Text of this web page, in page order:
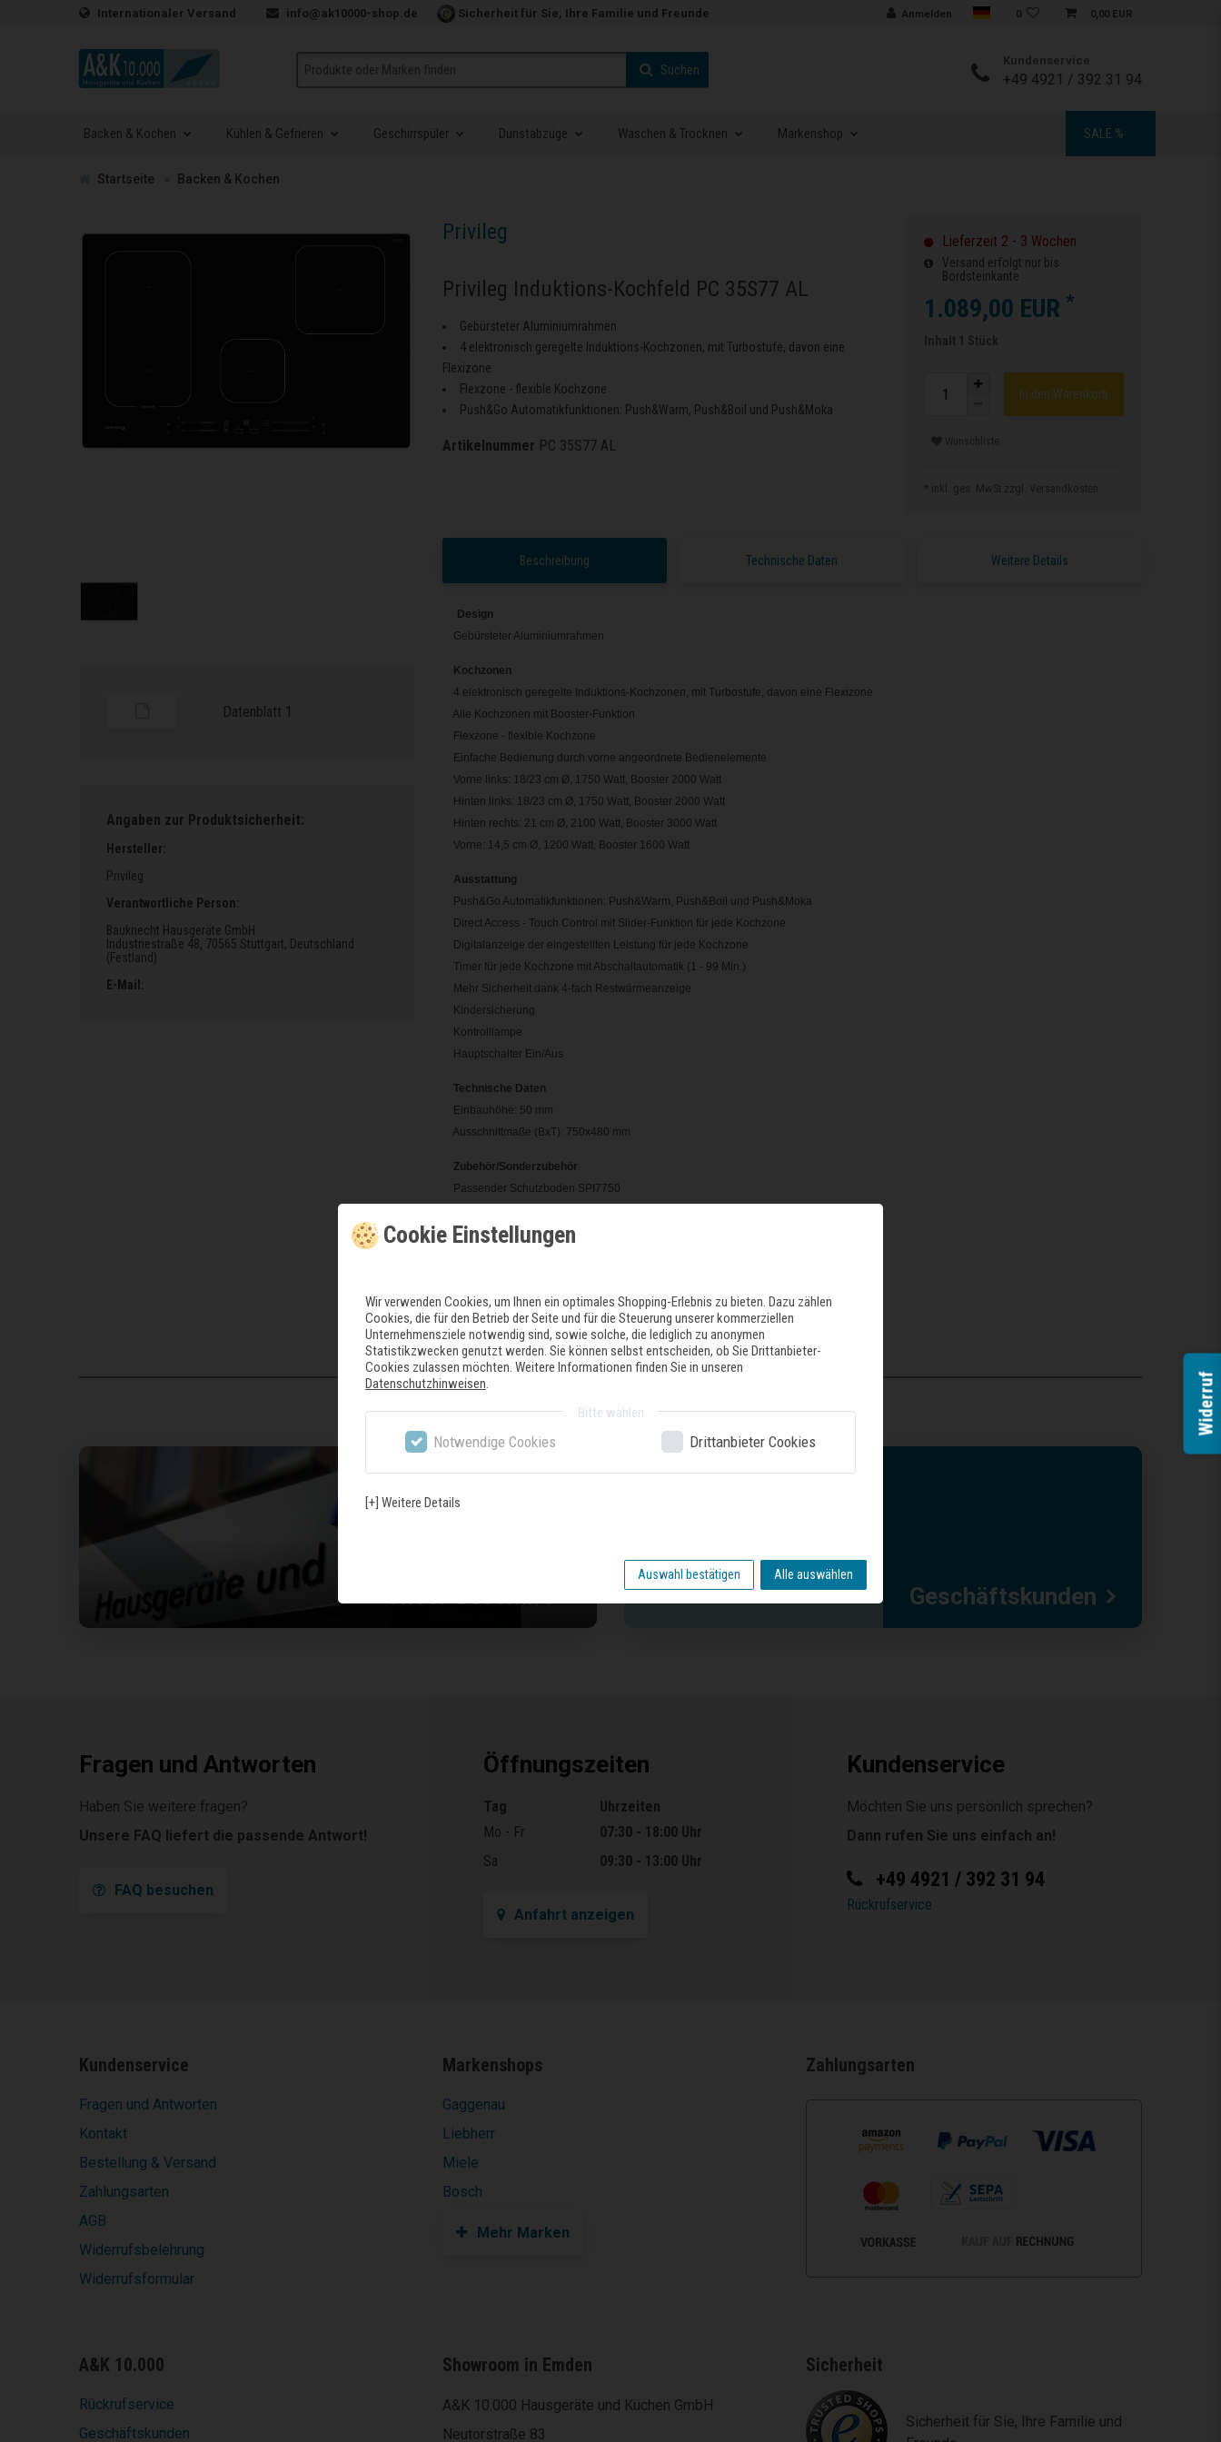
Zum Inhalt springen
Internationaler Versand info@ak10000-shop.de Sicherheit für Sie, Ihre Familie und Freunde Anmelden Sprache auswählen
0 0,00 EUR
Suche Suchen
Kundenservice
+49 4921 / 392 31 94
Backen & Kochen Kühlen & Gefrieren Geschirrspüler Dunstabzüge Waschen & Trocknen Markenshop SALE %
Zur
Startseite Backen & Kochen
Datenblatt 1
Angaben zur Produktsicherheit:
Hersteller:
Privileg
Verantwortliche Person:
Bauknecht Hausgeräte GmbH
Industriestraße 48, 70565 Stuttgart, Deutschland
(Festland)
E-Mail:
Privileg
Privileg Induktions-Kochfeld PC 35S77 AL
Gebürsteter Aluminiumrahmen
4 elektronisch geregelte Induktions-Kochzonen, mit Turbostufe, davon eine
Flexizone
Flexzone - flexible Kochzone
Push&Go Automatikfunktionen: Push&Warm, Push&Boil und Push&Moka
Artikelnummer PC 35S77 AL
Lieferzeit 2 - 3 Wochen
Versand erfolgt nur bis
Bordsteinkante
1.089,00 EUR *
Inhalt 1 Stück
In den Warenkorb
Wunschliste
* inkl. ges. MwSt.zzgl. Versandkosten
Beschreibung Technische Daten Weitere Details
Design
Gebürsteter Aluminiumrahmen
Kochzonen
4 elektronisch geregelte Induktions-Kochzonen, mit Turbostufe, davon eine Flexizone
Alle Kochzonen mit Booster-Funktion
Flexzone - flexible Kochzone
Einfache Bedienung durch vorne angeordnete Bedienelemente
Vorne links: 18/23 cm Ø, 1750 Watt, Booster 2000 Watt
Hinten links: 18/23 cm Ø, 1750 Watt, Booster 2000 Watt
Hinten rechts: 21 cm Ø, 2100 Watt, Booster 3000 Watt
Vorne: 14,5 cm Ø, 1200 Watt, Booster 1600 Watt
Ausstattung
Push&Go Automatikfunktionen: Push&Warm, Push&Boil und Push&Moka
Direct Access - Touch Control mit Slider-Funktion für jede Kochzone
Digitalanzeige der eingestellten Leistung für jede Kochzone
Timer für jede Kochzone mit Abschaltautomatik (1 - 99 Min.)
Mehr Sicherheit dank 4-fach Restwärmeanzeige
Kindersicherung
Kontrolllampe
Hauptschalter Ein/Aus
Technische Daten
Einbauhöhe: 50 mm
Ausschnittmaße (BxT): 750x480 mm
Zubehör/Sonderzubehör
Passender Schutzboden SPI7750
Zuletzt gesehene Produkte
Unser Geschäft Geschäftskunden
Fragen und Antworten
Haben Sie weitere fragen?
Unsere FAQ liefert die passende Antwort!
FAQ besuchen
Öffnungszeiten
Öffnungszeiten
Tag
Uhrzeiten
Mo - Fr
07:30 - 18:00 Uhr
Sa
09:30 - 13:00 Uhr
Anfahrt anzeigen
Kundenservice
Möchten Sie uns persönlich sprechen?
Dann rufen Sie uns einfach an!
+49 4921 / 392 31 94
Rückrufservice
Kundenservice
Fragen und Antworten
Kontakt
Bestellung & Versand
Zahlungsarten
AGB
Widerrufsbelehrung
Widerrufsformular
Markenshops
Gaggenau
Liebherr
Miele
Bosch
Mehr Marken
Zahlungsarten
A&K 10.000
Rückrufservice
Geschäftskunden
Showroom in Emden
A&K 10.000 Hausgeräte und Küchen GmbH
Neutorstraße 83
Sicherheit
Sicherheit für Sie, Ihre Familie und
Cookie Einstellungen
Wir verwenden Cookies, um Ihnen ein optimales Shopping-Erlebnis zu bieten. Dazu zählen
Cookies, die für den Betrieb der Seite und für die Steuerung unserer kommerziellen
Unternehmensziele notwendig sind, sowie solche, die lediglich zu anonymen
Statistikzwecken genutzt werden. Sie können selbst entscheiden, ob Sie Drittanbieter-
Cookies zulassen möchten. Weitere Informationen finden Sie in unseren
Datenschutzhinweisen.
Bitte wählen
Notwendige Cookies Drittanbieter Cookies
[+] Weitere Details
Auswahl bestätigen Alle auswählen
Widerruf